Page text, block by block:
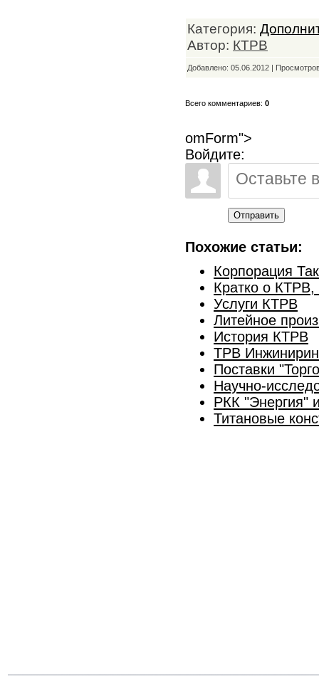
Категория:
Автор: КТРВ
Добавлено: 05.06.2012 |
Всего комментариев: 0
omForm">
Войдите:
Отправить
Похожие статьи:
Корпорация
Кратко о
Услуги КТРВ
Литейное
История КТРВ
ТРВ
Поставки
Научно-
РКК "Энергия"
Титановые